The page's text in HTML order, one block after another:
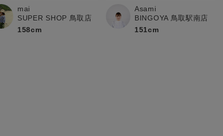
mai
SUPER SHOP 鳥取店
158cm
Asami
BINGOYA 鳥取駅南店
151cm